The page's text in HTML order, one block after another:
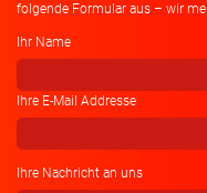
folgende Formular aus – wir
Ihr Name
Ihre E-Mail Addresse
Ihre Nachricht an uns